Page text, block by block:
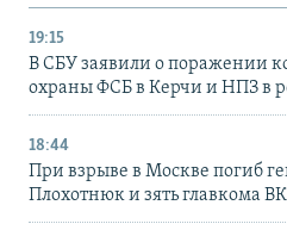
19:15
В СБУ заявили о поражении
охраны ФСБ в Керчи и НПЗ в
18:44
При взрыве в Москве погиб
Плохотнюк и зять главкома